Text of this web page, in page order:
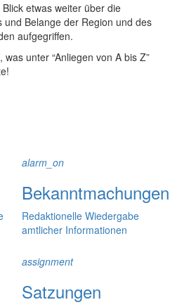
etwas weiter über die
Belange der Region und des
aufgegriffen.
unter “Anliegen von A bis Z”
alarm_on
Bekanntmachungen
Redaktionelle Wiedergabe
amtlicher Informationen
assignment
Satzungen